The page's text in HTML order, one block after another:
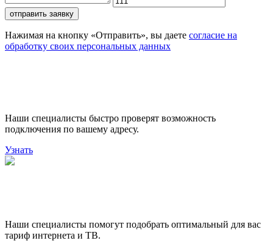
отправить заявку
Нажимая на кнопку «Отправить», вы даете согласие на
обработку своих персональных данных
Наши специалисты быстро проверят возможность
подключения по вашему адресу.
Узнать
Наши специалисты помогут подобрать оптимальный для вас
тариф интернета и ТВ.